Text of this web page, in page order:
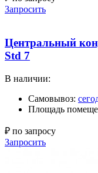
Запросить
Центральный
Std 7
В наличии:
Самовывоз:
Площадь
₽ по запросу
Запросить